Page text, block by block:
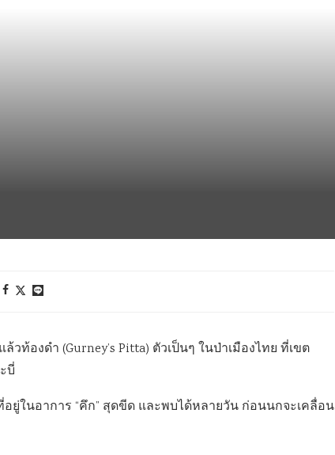
ท้องดำ (Gurney’s Pitta) ตัวเป็นๆ ในป่าเมืองไทย ที่เขต
บี่
ยู่ในอาการ “คึก” สุดขีด และพบได้หลายวัน ก่อนนกจะเคลื่อน